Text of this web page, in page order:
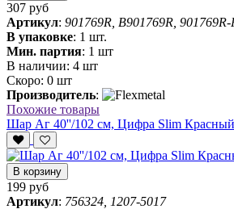
307 руб
Артикул: 901769R, B901769R, 901769R-
В упаковке: 1 шт.
Мин. партия: 1 шт
В наличии: 4 шт
Скоро: 0 шт
Производитель:
Похожие товары
Шар Аг 40''/102 см, Цифра Slim
В корзину
199 руб
Артикул: 756324, 1207-5017